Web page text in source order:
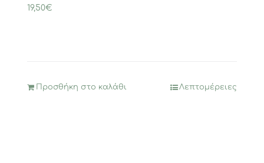
19,50€
Προσθήκη στο καλάθι Λεπτομέρειες